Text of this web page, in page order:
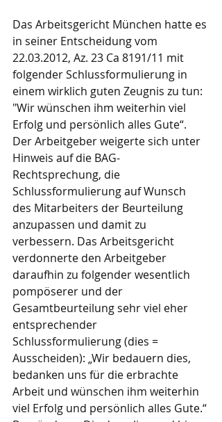
Das Arbeitsgericht München hatte es
in seiner Entscheidung vom
22.03.2012, Az. 23 Ca 8191/11 mit
folgender Schlussformulierung in
einem wirklich guten Zeugnis zu tun:
"Wir wünschen ihm weiterhin viel
Erfolg und persönlich alles Gute“.
Der Arbeitgeber weigerte sich unter
Hinweis auf die BAG-
Rechtsprechung, die
Schlussformulierung auf Wunsch
des Mitarbeiters der Beurteilung
anzupassen und damit zu
verbessern. Das Arbeitsgericht
verdonnerte den Arbeitgeber
daraufhin zu folgender wesentlich
pompöserer und der
Gesamtbeurteilung sehr viel eher
entsprechender
Schlussformulierung (dies =
Ausscheiden): „Wir bedauern dies,
bedanken uns für die erbrachte
Arbeit und wünschen ihm weiterhin
viel Erfolg und persönlich alles Gute.“